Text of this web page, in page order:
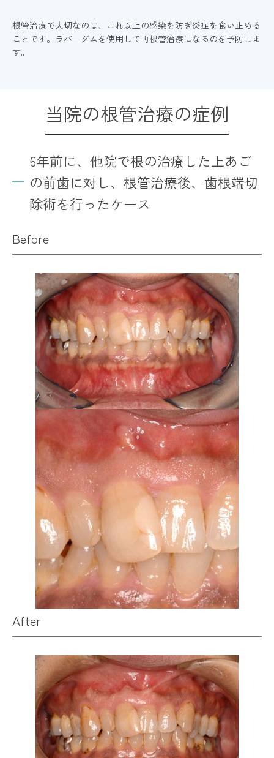
根管治療で大切なのは、これ以上の感染を防ぎ炎症を食い止める
ことです。ラバーダムを使用して再根管治療になるのを予防しま
す。
当院の根管治療の症例
6年前に、他院で根の治療した上あご
の前歯に対し、根管治療後、歯根端切
除術を行ったケース
Before
After